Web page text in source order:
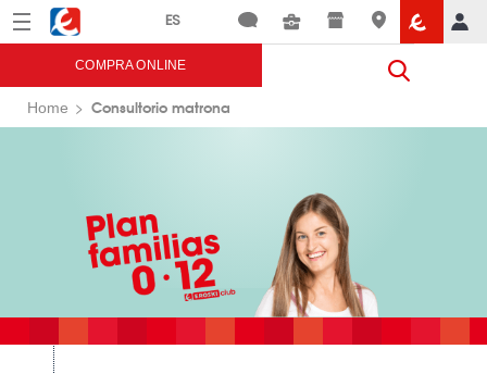
Menú Eroski
COMPRA ONLINE
Home Consultorio matrona